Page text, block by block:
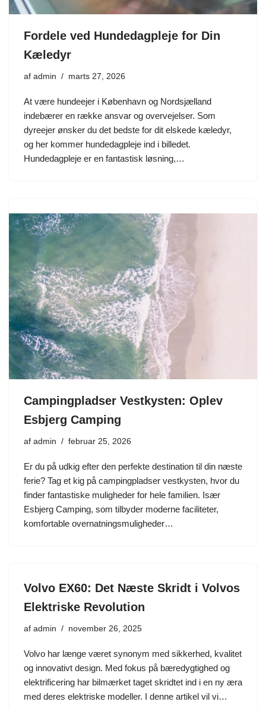
Fordele ved Hundedagpleje for Din
Kæledyr
af admin marts 27, 2026
At være hundeejer i København og Nordsjælland
indebærer en række ansvar og overvejelser. Som
dyreejer ønsker du det bedste for dit elskede kæledyr,
og her kommer hundedagpleje ind i billedet.
Hundedagpleje er en fantastisk løsning,…
Campingpladser Vestkysten: Oplev
Esbjerg Camping
af admin februar 25, 2026
Er du på udkig efter den perfekte destination til din næste
ferie? Tag et kig på campingpladser vestkysten, hvor du
finder fantastiske muligheder for hele familien. Især
Esbjerg Camping, som tilbyder moderne faciliteter,
komfortable overnatningsmuligheder…
Volvo EX60: Det Næste Skridt i Volvos
Elektriske Revolution
af admin november 26, 2025
Volvo har længe været synonym med sikkerhed, kvalitet
og innovativt design. Med fokus på bæredygtighed og
elektrificering har bilmærket taget skridtet ind i en ny æra
med deres elektriske modeller. I denne artikel vil vi…